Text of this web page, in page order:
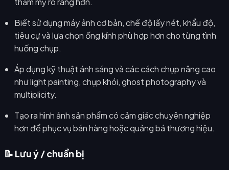
Biết sử dụng máy ảnh cơ bản, chế độ lấy nét, khẩu độ,
tiêu cự và lựa chọn ống kính phù hợp hơn cho từng tình
huống chụp.
Áp dụng kỹ thuật ánh sáng và các cách chụp nâng cao
như light painting, chụp khói, ghost photography và
multiplicity.
Tạo ra hình ảnh sản phẩm có cảm giác chuyên nghiệp
hơn để phục vụ bán hàng hoặc quảng bá thương hiệu.
📝 Lưu ý / chuẩn bị